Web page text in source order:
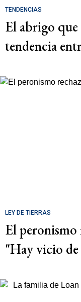
TENDENCIAS
El abrigo
tendencia
LEY DE TIERRAS
El peronismo
"Hay vicio